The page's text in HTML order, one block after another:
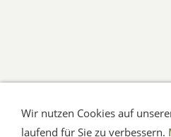
AGB Impressum
Datenschutz
Wir nutzen Cookies auf
laufend für Sie zu verbessern.